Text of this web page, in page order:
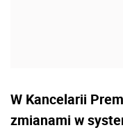
W Kancelarii
zmianami w